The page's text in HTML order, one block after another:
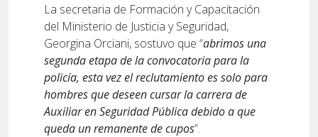
La secretaria de Formación y Capacitación
del Ministerio de Justicia y Seguridad,
Georgina Orciani, sostuvo que “abrimos una
segunda etapa de la convocatoria para la
policía, esta vez el reclutamiento es solo para
hombres que deseen cursar la carrera de
Auxiliar en Seguridad Pública debido a que
queda un remanente de cupos”.